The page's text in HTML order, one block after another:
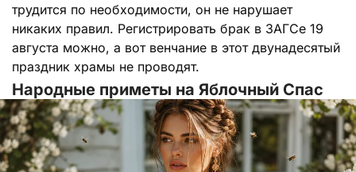
трудится по необходимости, он не нарушает
никаких правил. Регистрировать брак в ЗАГСе 19
августа можно, а вот венчание в этот двунадесятый
праздник храмы не проводят.
Народные приметы на Яблочный Спас